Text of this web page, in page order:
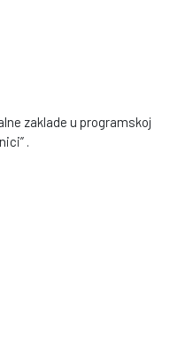
zaklade u programskoj
.